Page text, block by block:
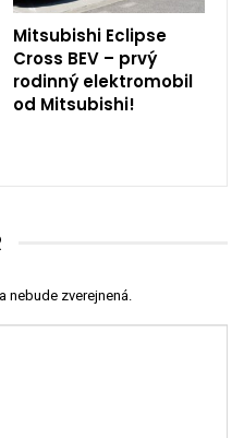
Mitsubishi Eclipse
Cross BEV – prvý
rodinný elektromobil
od Mitsubishi!
nebude zverejnená.